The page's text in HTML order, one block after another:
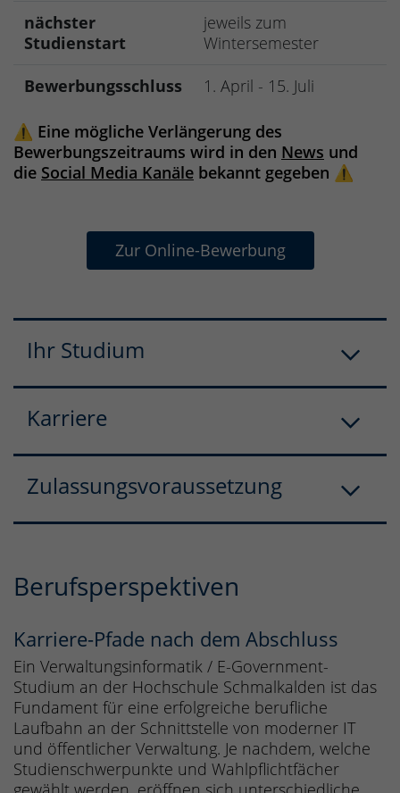
nächster
Studienstart
jeweils zum
Wintersemester
Bewerbungsschluss
1. April - 15. Juli
⚠️ Eine mögliche Verlängerung des
Bewerbungszeitraums wird in den News und
die Social Media Kanäle bekannt gegeben ⚠️
Zur Online-Bewerbung
Ihr Studium
Karriere
Zulassungsvoraussetzung
Berufsperspektiven
Karriere-Pfade nach dem Abschluss
Ein Verwaltungsinformatik / E-Government-
Studium an der Hochschule Schmalkalden ist das
Fundament für eine erfolgreiche berufliche
Laufbahn an der Schnittstelle von moderner IT
und öffentlicher Verwaltung. Je nachdem, welche
Studienschwerpunkte und Wahlpflichtfächer